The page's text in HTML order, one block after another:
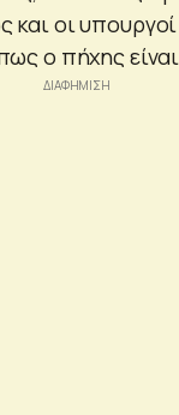
και οι
ο πήχης